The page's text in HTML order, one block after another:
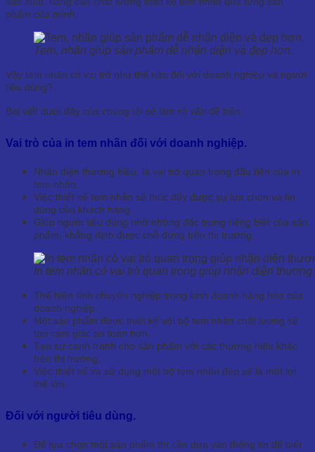
phẩm của mình.
Tem, nhãn giúp sản phẩm dễ nhận diện và đẹp hơn.
Vậy tem nhãn có vai trò như thế nào đối với doanh nghiệp và người
tiêu dùng?
Bài viết dưới đây của chúng tôi sẽ làm rõ vấn đề trên.
Vai trò của in tem nhãn đối với doanh nghiệp.
Nhận diện thương hiệu, là vai trò quan trọng đầu tiên của in
tem nhãn.
Việc thiết kế tem nhẫn sẽ thúc đẩy được sự lựa chọn và tin
dùng của khách hàng.
Giúp người tiêu dùng nhớ những đặc trưng riêng biệt của sản
phẩm, khẳng định được chỗ đứng trên thị trường.
In tem nhãn có vai trò quan trọng giúp nhận diện
Thể hiện tính chuyên nghiệp trong kinh doanh hàng hóa của
doanh nghiệp.
Một sản phẩm được thiết kế với bộ tem nhãn chất lượng sẽ
tạo cảm giác an toàn hơn.
Tạo sự canh tranh cho sản phẩm với các thương hiệu khác
trên thị trường.
Việc thiết kế và sử dụng một bộ tem nhãn đẹp sẽ là một lợi
thế lớn.
Đối với người tiêu dùng.
Để lựa chọn một sản phẩm thì cần dựa vào thông tin để biết